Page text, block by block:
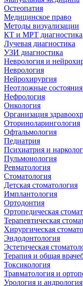
Остеопатия
Медицинское право
Методы визуализации
КТ и МРТ диагностика
Лучевая диагностика
УЗИ диагностика
Неврология и
Неврология
Нейрохирургия
Неотложные
Нефрология
Онкология
Организация
Оториноларингология
Офтальмология
Педиатрия
Психиатрия и
Пульмонология
Ревматология
Стоматология
Детская стоматология
Имплантология
Ортодонтия
Ортопедическая
Терапевтическая
Хирургическая
Эндодонтология
Эстетическая
Терапия и общая
Токсикология
Травматология и
Урология и андрология